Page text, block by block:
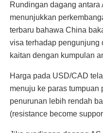
Rundingan dagang
menunjukkan
terbaru bahawa China
visa terhadap pengunjung
kaitan dengan kumpulan
Harga pada USD/CAD
menuju ke paras tumpuan
penurunan lebih rendah
(resistance become